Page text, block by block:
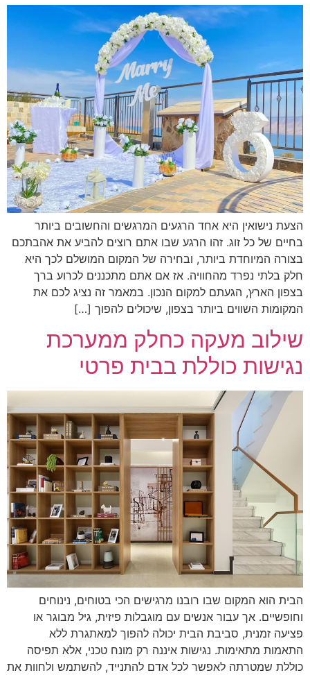
הצעת נישואין היא אחד הרגעים המרגשים והחשובים ביותר
בחיים של כל זוג. זהו הרגע שבו אתם רוצים להביע את אהבתכם
בצורה המיוחדת ביותר, ובחירה של המקום המושלם לכך היא
חלק בלתי נפרד מהחוויה. אז אם אתם מתכננים לכרוע ברך
בצפון הארץ, הגעתם למקום הנכון. במאמר זה נציג לכם את
המקומות השווים ביותר בצפון, שיכולים להפוך […]
שילוב מעקה כחלק ממערכת
נגישות כוללת בבית פרטי
הבית הוא המקום שבו רובנו מרגישים הכי בטוחים, נינוחים
וחופשיים. אך עבור אנשים עם מוגבלות פיזית, גיל מבוגר או
פציעה זמנית, סביבת הבית יכולה להפוך למאתגרת ללא
התאמות מתאימות. נגישות איננה רק מונח טכני, אלא תפיסה
כוללת שמטרתה לאפשר לכל אדם להתנייד, להשתמש ולחוות את